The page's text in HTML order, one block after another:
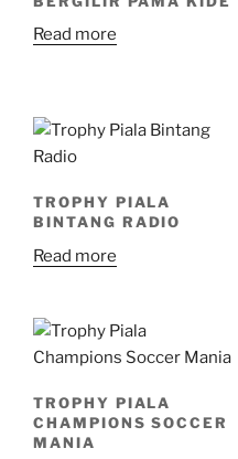
Read more
TROPHY PIALA
BINTANG RADIO
Read more
TROPHY PIALA
CHAMPIONS SOCCER
MANIA